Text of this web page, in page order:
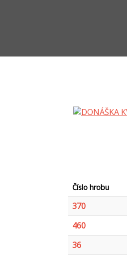
Číslo hrobu
370
460
36